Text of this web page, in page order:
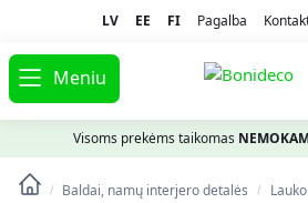
LV EE FI Pagalba
Meniu
Visoms prekėms taikomas
/ Baldai, namų interjero detalės /